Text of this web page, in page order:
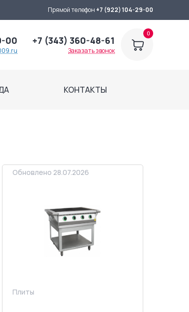
Прямой телефон +7 (922) 104-29-00
00 +7 (343) 360-48-61
Заказать звонок
0
КОНТАКТЫ
Обновлено 28.07.2026
Плиты